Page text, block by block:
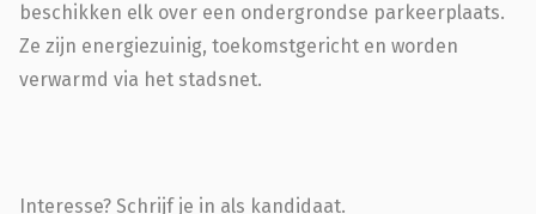
beschikken elk over een ondergrondse parkeerplaats.
Ze zijn energiezuinig, toekomstgericht en worden
verwarmd via het stadsnet.
Interesse? Schrijf je in als kandidaat.